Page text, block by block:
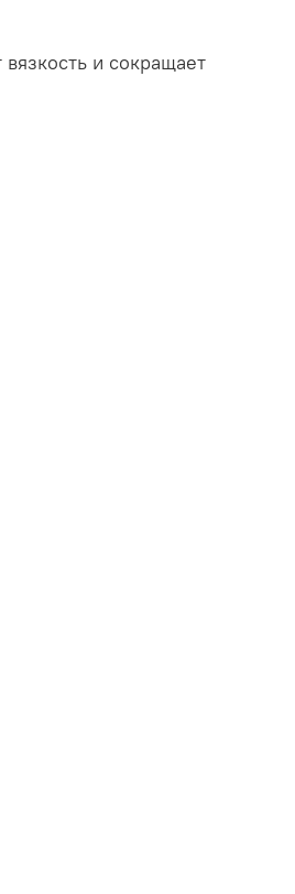
и сокращает